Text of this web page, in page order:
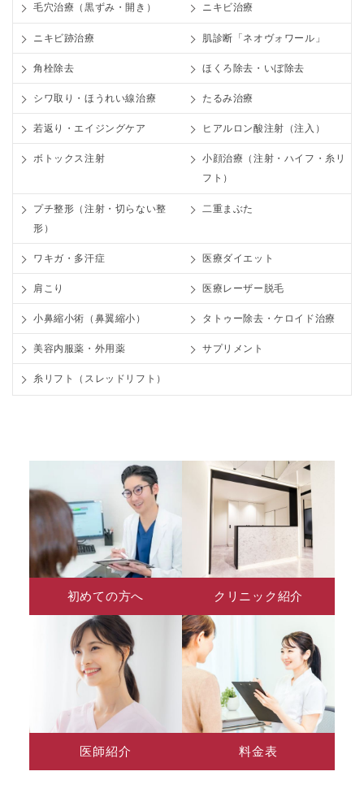
毛穴治療（黒ずみ・開き） ニキビ治療
ニキビ跡治療 肌診断「ネオヴォワール」
角栓除去 ほくろ除去・いぼ除去
シワ取り・ほうれい線治療 たるみ治療
若返り・エイジングケア ヒアルロン酸注射（注入）
ボトックス注射
小顔治療（注射・ハイフ・糸リ
フト）
プチ整形（注射・切らない整
形）
二重まぶた
ワキガ・多汗症 医療ダイエット
肩こり 医療レーザー脱毛
小鼻縮小術（鼻翼縮小） タトゥー除去・ケロイド治療
美容内服薬・外用薬 サプリメント
糸リフト（スレッドリフト）
初めての方へ クリニック紹介
医師紹介 料金表